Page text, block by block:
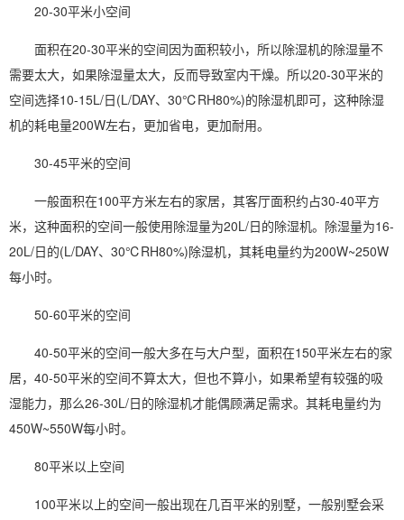
20-30平米小空间
面积在20-30平米的空间因为面积较小，所以除湿机的除湿量不
需要太大，如果除湿量太大，反而导致室内干燥。所以20-30平米的
空间选择10-15L/日(L/DAY、30℃RH80%)的除湿机即可，这种除湿
机的耗电量200W左右，更加省电，更加耐用。
30-45平米的空间
一般面积在100平方米左右的家居，其客厅面积约占30-40平方
米，这种面积的空间一般使用除湿量为20L/日的除湿机。除湿量为16-
20L/日的(L/DAY、30℃RH80%)除湿机，其耗电量约为200W~250W
每小时。
50-60平米的空间
40-50平米的空间一般大多在与大户型，面积在150平米左右的家
居，40-50平米的空间不算太大，但也不算小，如果希望有较强的吸
湿能力，那么26-30L/日的除湿机才能偶顾满足需求。其耗电量约为
450W~550W每小时。
80平米以上空间
100平米以上的空间一般出现在几百平米的别墅，一般别墅会采